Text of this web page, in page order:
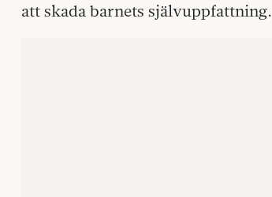
att skada barnets självuppfattning.